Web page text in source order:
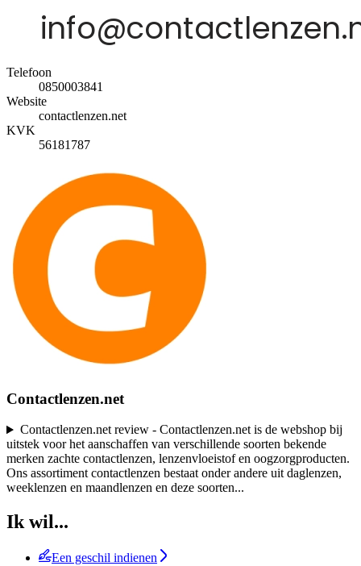
Telefoon
0850003841
Website
contactlenzen.net
KVK
56181787
Contactlenzen.net
Contactlenzen.net review - Contactlenzen.net is de webshop bij
uitstek voor het aanschaffen van verschillende soorten bekende
merken zachte contactlenzen, lenzenvloeistof en oogzorgproducten.
Ons assortiment contactlenzen bestaat onder andere uit daglenzen,
weeklenzen en maandlenzen en deze soorten...
Ik wil...
Een geschil indienen